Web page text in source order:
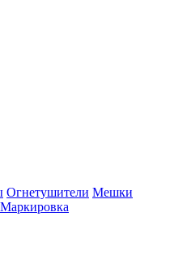
Огнетушители Мешки
Маркировка